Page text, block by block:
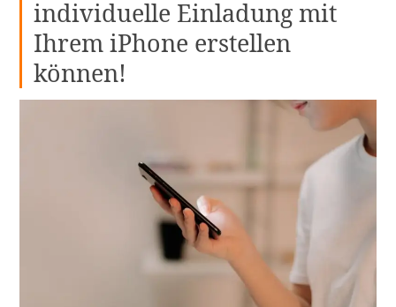
individuelle Einladung mit
Ihrem iPhone erstellen
können!